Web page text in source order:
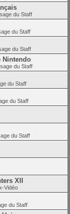
du Staff
du Staff
du Staff
Nintendo
du Staff
du Staff
du Staff
du Staff
XII
Vidéo
du Staff